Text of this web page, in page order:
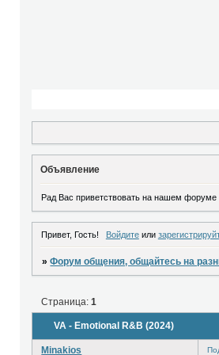
Объявление
Рад Вас приветствовать на нашем форуме
Привет, Гость! Войдитеили
»Форум общения, общайтесь на
VA - Emotional R&B (2024)
Страница:1
Minakios